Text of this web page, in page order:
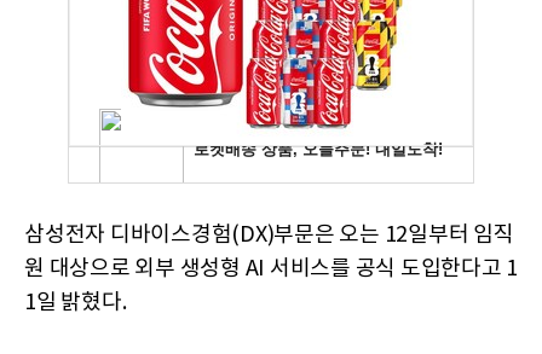
삼성전자 디바이스경험(DX)부문은 오는 12일부터 임직
원 대상으로 외부 생성형 AI 서비스를 공식 도입한다고 1
1일 밝혔다.